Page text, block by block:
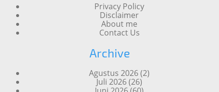
Privacy Policy
Disclaimer
About me
Contact Us
Archive
Agustus 2026(2)
Juli 2026(26)